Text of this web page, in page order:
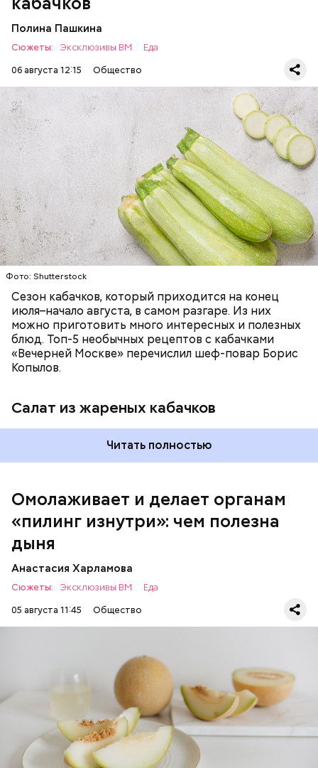
Полина Пашкина
Сюжеты: Эксклюзивы ВМ
Еда
06 августа 12:15
Общество
Фото: Shutterstock
Сезон кабачков, который приходится на конец
июля–начало августа, в самом разгаре. Из них
можно приготовить много интересных и полезных
блюд. Топ-5 необычных рецептов с кабачками
«Вечерней Москве» перечислил шеф-повар Борис
Копылов.
Салат из жареных кабачков
Ингредиенты:
Читать полностью
ЕДА ОВОЩИ РЕЦЕПТЫ
Омолаживает и делает органам
«пилинг изнутри»: чем полезна
дыня
Анастасия Харламова
Сюжеты: Эксклюзивы ВМ
Еда
05 августа 11:45
Общество
Дыня содержит много структурированной
жидкости, поэтому организму не нужно тратить
много энергии, чтобы ее усвоить, рассказала
доктор. Кроме того, этот плод богат витаминами и
минералами. Так, в дыне содержатся:
ногти и оказывает омолаживающее действие;
витамин С — работает как антиоксидант,
клетчатка — достаточно нежная и забирает
излишки холестерина, сахара и соли тяжелых
фолиевая кислота (в большом количестве) —
она необходима беременным женщинам,
чтобы формировалась нервная трубка у
плода. Также ее рекомендуют принимать для
снижения уровня гомоцистеина — это
вещество вызывает микровоспаление в
бета-каротин (провитамин А) — отвечает за
поддержание иммунитета, зрения и
необходим для обновления кожи. Дыня
«делает пилинг изнутри», обновляет
слизистые оболочки органов. А еще именно
бета-каротин обеспечивает дыне желтый
— В момент стресса он держит сосуды под
контролем и контролирует более 300 реакций
нашего организма. Также положительно влияет на
нервную систему, успокаивает, предотвращает
спазмы, — пояснила Соломатина.
Вред дыни
Фото: Shutterstock
ЗДОРОВЬЕ
ПРАВИЛЬНОЕ ПИТАНИЕ
ОВОЩИ
ЛЕТО ФРУКТЫ